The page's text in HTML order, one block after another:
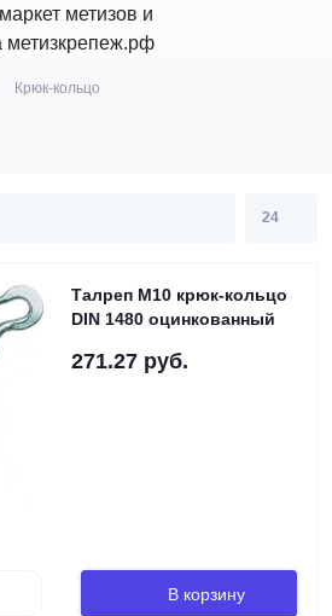
Крюк-кольцо
Талреп М10 крюк-кольцо
DIN 1480 оцинкованный
271.27 руб.
В корзину